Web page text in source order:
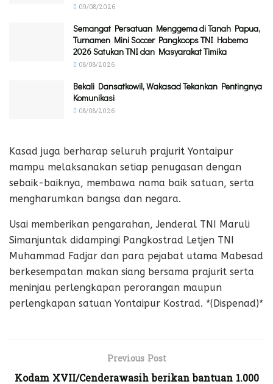
09/08/2026
Semangat Persatuan Menggema di Tanah Papua,
Turnamen Mini Soccer Pangkoops TNI Habema
2026 Satukan TNI dan Masyarakat Timika
08/08/2026
Bekali Dansatkowil, Wakasad Tekankan Pentingnya
Komunikasi
08/08/2026
Kasad juga berharap seluruh prajurit Yontaipur
mampu melaksanakan setiap penugasan dengan
sebaik-baiknya, membawa nama baik satuan, serta
mengharumkan bangsa dan negara.
Usai memberikan pengarahan, Jenderal TNI Maruli
Simanjuntak didampingi Pangkostrad Letjen TNI
Muhammad Fadjar dan para pejabat utama Mabesad
berkesempatan makan siang bersama prajurit serta
meninjau perlengkapan perorangan maupun
perlengkapan satuan Yontaipur Kostrad. *(Dispenad)*
Previous Post
Kodam XVII/Cenderawasih berikan bantuan 1.000